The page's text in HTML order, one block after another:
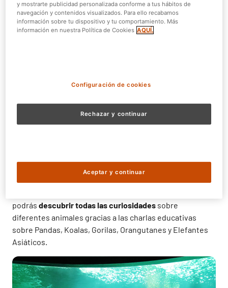
Un plan diferente por San Valentín:
Visita el Zoo Aquarium de Madrid
gustan los animales, ya que podréis visitar
Algunas de las más emblemáticas son el lince ibérico,
tiburones, rinoceronte Indio, tigre blanco de Bengala,
plan más romántico para San Valentín
con los caballitos del mar mediterraneo o latortuga
podrás descubrir todas las curiosidades sobre
diferentes animales gracias a las charlas educativas
sobre Pandas, Koalas, Gorilas, Orangutanes y Elefantes
Asiáticos.
y mostrarte publicidad personalizada conforme a tus hábitos de
navegación y contenidos visualizados. Para ello recabamos
información sobre tu dispositivo y tu comportamiento. Más
información en nuestra Política de Cookies AQUÍ.
Configuración de cookies
Rechazar y continuar
Aceptar y continuar